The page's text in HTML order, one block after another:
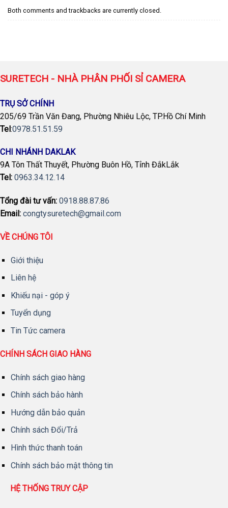
Both comments and trackbacks are currently closed.
SURETECH - NHÀ PHÂN PHỐI SỈ CAMERA
TRỤ SỞ CHÍNH
205/69 Trần Văn Đang, Phường Nhiêu Lộc, TP.Hồ Chí Minh
Tel:0978.51.51.59
CHI NHÁNH DAKLAK
9A Tôn Thất Thuyết, Phường Buôn Hồ, Tỉnh ĐắkLắk
Tel: 0963.34.12.14
Tổng đài tư vấn: 0918.88.87.86
Email: congtysuretech@gmail.com
VỀ CHÚNG TÔI
Giới thiệu
Liên hệ
Khiếu nại - góp ý
Tuyển dụng
Tin Tức camera
CHÍNH SÁCH GIAO HÀNG
Chính sách giao hàng
Chính sách bảo hành
Hướng dẫn bảo quản
Chính sách Đổi/Trả
Hình thức thanh toán
Chính sách bảo mật thông tin
HỆ THỐNG TRUY CẬP